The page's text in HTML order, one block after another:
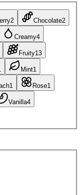
2 Chocolate2
Creamy4
Fruity13
Mint1
1 Rose1
Vanilla4